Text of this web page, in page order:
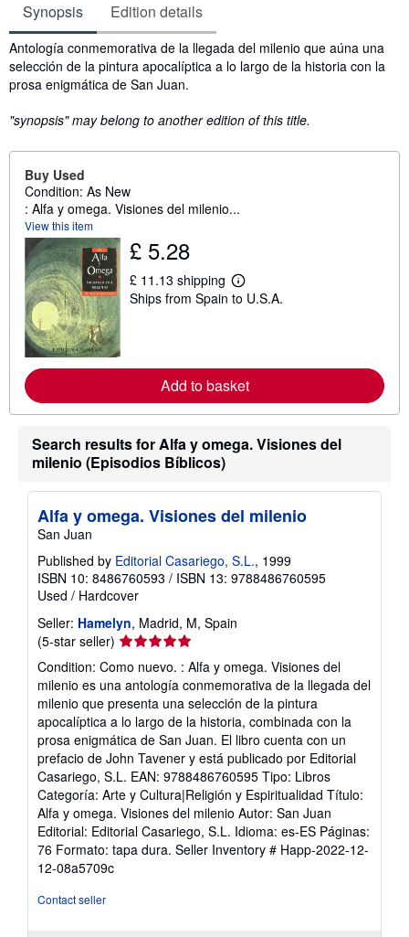
Synopsis Edition details
Synopsis
Antología conmemorativa de la llegada del milenio que aúna una
selección de la pintura apocalíptica a lo largo de la historia con la
prosa enigmática de San Juan.
"synopsis" may belong to another edition of this title.
Buy Used
Condition: As New
: Alfa y omega. Visiones del milenio...
View this item
£ 5.28
£ 11.13 shipping
L
e
o
r
u
h
p
n
g
Ships from Spain to U.S.A.
Add to basket
Search results for Alfa y omega. Visiones del
milenio (Episodios Bíblicos)
Alfa y omega. Visiones del milenio
San Juan
Published by Editorial Casariego, S.L., 1999
ISBN 10: 8486760593 / ISBN 13: 9788486760595
Used / Hardcover
Seller: Hamelyn, Madrid, M, Spain
(5-star seller) Seller
5
out
of
5
stars
Condition: Como nuevo. : Alfa y omega. Visiones del
milenio es una antología conmemorativa de la llegada del
milenio que presenta una selección de la pintura
apocalíptica a lo largo de la historia, combinada con la
prosa enigmática de San Juan. El libro cuenta con un
prefacio de John Tavener y está publicado por Editorial
Casariego, S.L. EAN: 9788486760595 Tipo: Libros
Categoría: Arte y Cultura|Religión y Espiritualidad Título:
Alfa y omega. Visiones del milenio Autor: San Juan
Editorial: Editorial Casariego, S.L. Idioma: es-ES Páginas:
76 Formato: tapa dura. Seller Inventory # Happ-2022-12-
12-08a5709c
Contact seller